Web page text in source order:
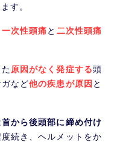
す。
一次性頭痛と 二次性頭痛
原因がなく発症する頭
など他の疾患が原因 と
首から後頭部に締め付け
続き、ヘルメットをか